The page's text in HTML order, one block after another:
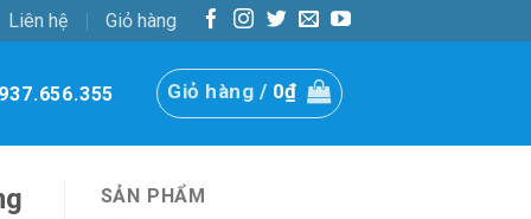
Liên hệ Giỏ hàng
Giỏ hàng / 0₫
SẢN PHẨM